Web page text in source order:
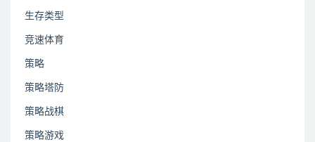
生存类型
竞速体育
策略
策略塔防
策略战棋
策略游戏